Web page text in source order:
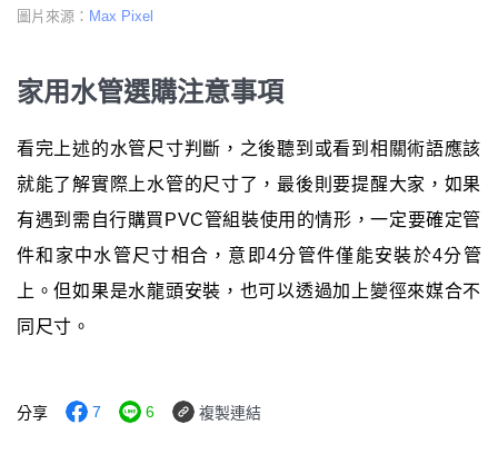
圖片來源： Max Pixel
家用水管選購注意事項
看完上述的水管尺寸判斷，之後聽到或看到相關術語應該
就能了解實際上水管的尺寸了，最後則要提醒大家，如果
有遇到需自行購買PVC管組裝使用的情形，一定要確定管
件和家中水管尺寸相合，意即4分管件僅能安裝於4分管
上。但如果是水龍頭安裝，也可以透過加上變徑來媒合不
同尺寸。
分享 7 6 複製連結